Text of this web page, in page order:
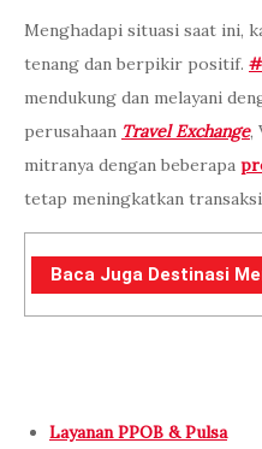
Menghadapi situasi saat ini,
tenang dan berpikir positif.
mendukung dan melayani
perusahaan Travel Exchange,
mitranya dengan beberapa
tetap meningkatkan
Baca Juga Destinasi
Layanan PPOB & Pulsa